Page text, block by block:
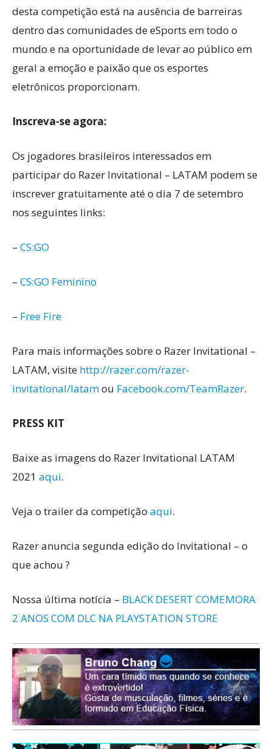
desta competição está na ausência de barreiras
dentro das comunidades de eSports em todo o
mundo e na oportunidade de levar ao público em
geral a emoção e paixão que os esportes
eletrônicos proporcionam.
Inscreva-se agora:
Os jogadores brasileiros interessados em
participar do Razer Invitational – LATAM podem se
inscrever gratuitamente até o dia 7 de setembro
nos seguintes links:
– CS:GO
– CS:GO Feminino
– Free Fire
Para mais informações sobre o Razer Invitational –
LATAM, visite http://razer.com/razer-
invitational/latamou Facebook.com/TeamRazer.
PRESS KIT
Baixe as imagens do Razer Invitational LATAM
2021 aqui.
Veja o trailer da competição aqui.
Razer anuncia segunda edição do Invitational – o
que achou ?
Nossa última notícia – BLACK DESERT COMEMORA
2 ANOS COM DLC NA PLAYSTATION STORE